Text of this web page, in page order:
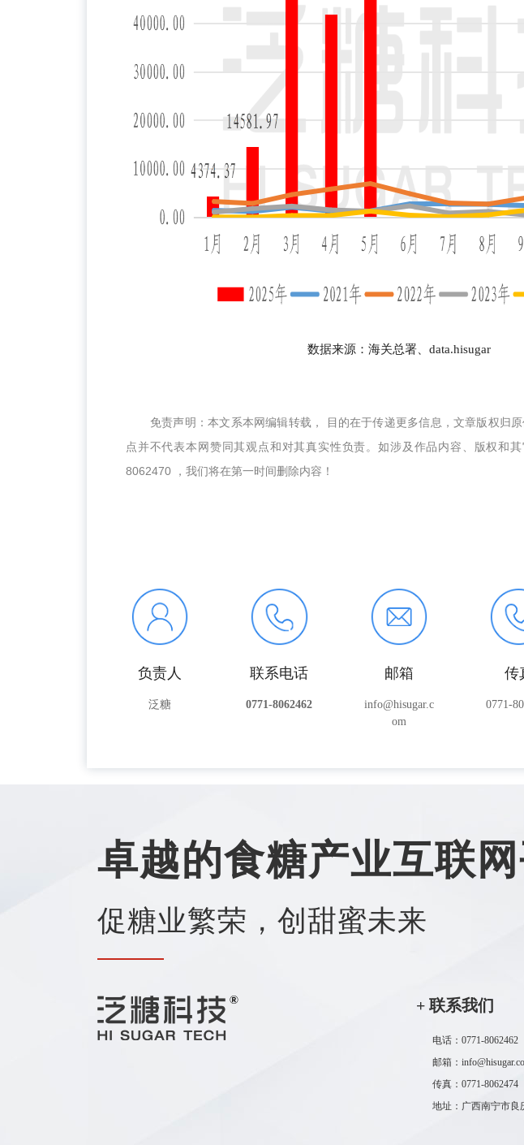
数据来源：海关总署、data.hisugar
免责声明：本文系本网编辑转载， 目的在于传递更多信息，文章版权归
点并不代表本网赞同其观点和对其真实性负责。如涉及作品内容、版权和
8062470 ，我们将在第一时间删除内容！
负责人
泛糖
联系电话
0771-8062462
邮箱
info@hisugar.c
om
传
0771-
卓越的食糖产业互联
促糖业繁荣，创甜蜜未来
+ 联系我们
电话：0771-8062462
邮箱：
传真：0771-8062474
地址：广西南宁市良